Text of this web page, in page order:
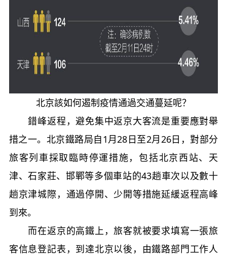
北京該如何遏制疫情通過交通蔓延呢？
錯峰返程，避免集中返京大客流是重要應對舉
措之一。北京鐵路局自1月28日至2月26日，對部分
旅客列車採取臨時停運措施，包括北京西站、天
津、石家莊、邯鄲等多個車站的43趟車次以及數十
趟京津城際，通過停開、少開等措施延緩返程高峰
到來。
而在返京的高鐵上，旅客就被要求填寫一張旅
客信息登記表，到達北京以後，由鐵路部門工作人